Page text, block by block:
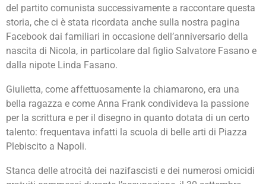
del partito comunista successivamente a raccontare questa
storia, che ci è stata ricordata anche sulla nostra pagina
Facebook dai familiari in occasione dell’anniversario della
nascita di Nicola, in particolare dal figlio Salvatore Fasano e
dalla nipote Linda Fasano.
Giulietta, come affettuosamente la chiamarono, era una
bella ragazza e come Anna Frank condivideva la passione
per la scrittura e per il disegno in quanto dotata di un certo
talento: frequentava infatti la scuola di belle arti di Piazza
Plebiscito a Napoli.
Stanca delle atrocità dei nazifascisti e dei numerosi omicidi